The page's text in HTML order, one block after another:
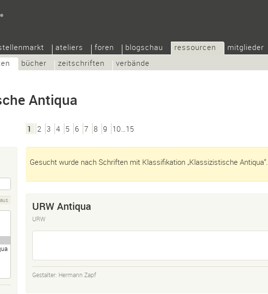
ateliers foren blogschau
ressourcen
bücher zeitschriften verbände
mitglieder
Antiqua
1 2 3 4 5 6 7 8 9 10…15
Gesucht wurde nach Schriften mit Klassifikation „Klassizistische Antiqua“.
URW Antiqua
URW
Gestalter: Hermann Zapf